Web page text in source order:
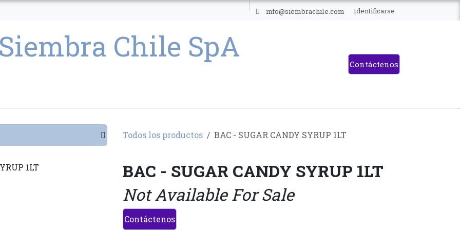
info@siembrachile.com Identificarse
Contáctenos
Todos los productos BAC - SUGAR CANDY SYRUP 1LT
BAC - SUGAR CANDY SYRUP 1LT
Not Available For Sale
Contáctenos